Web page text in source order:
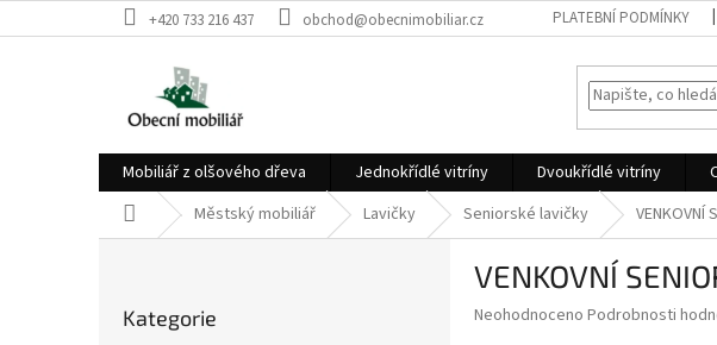
na
+420 733 216 437 obchod@obecnimobiliar.cz PLATEBNÍ PODMÍNKY
Mobiliář z olšového dřeva Jednokřídlé vitríny Dvoukřídlé vitríny
Domů Městský mobiliář Lavičky Seniorské lavičky VENKOVNÍ
kategorie
Kategorie
VENKOVNÍ
Průměrné
Neohodnoceno Podrobnosti